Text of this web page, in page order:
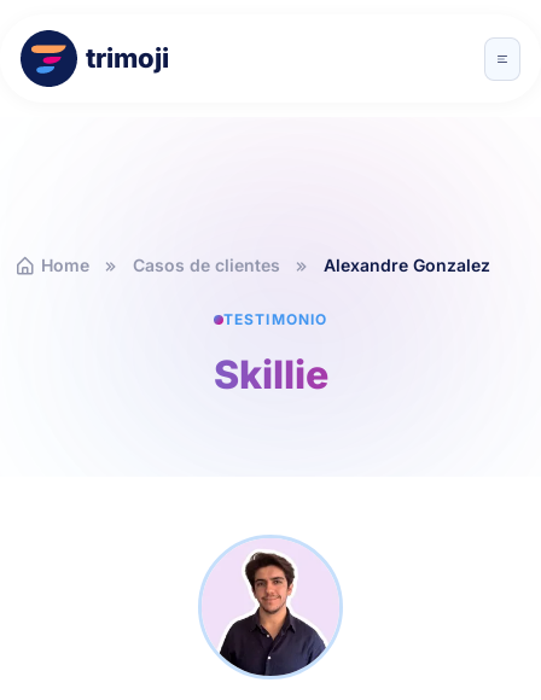
trimoji
Home Casos de clientes Alexandre Gonzalez
TESTIMONIO
Skillie